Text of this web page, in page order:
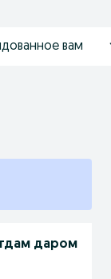
вам
даром